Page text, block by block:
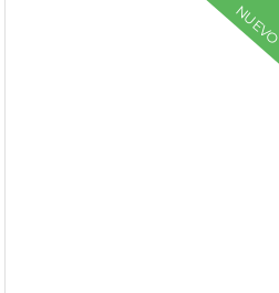
NUEVO